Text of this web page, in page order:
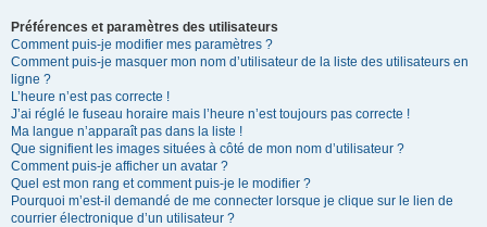
Préférences et paramètres des utilisateurs
Comment puis-je modifier mes paramètres ?
Comment puis-je masquer mon nom d’utilisateur de la liste des utilisateurs en
ligne ?
L’heure n’est pas correcte !
J’ai réglé le fuseau horaire mais l’heure n’est toujours pas correcte !
Ma langue n’apparaît pas dans la liste !
Que signifient les images situées à côté de mon nom d’utilisateur ?
Comment puis-je afficher un avatar ?
Quel est mon rang et comment puis-je le modifier ?
Pourquoi m’est-il demandé de me connecter lorsque je clique sur le lien de
courrier électronique d’un utilisateur ?